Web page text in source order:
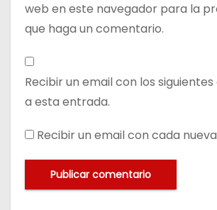
web en este navegador para la
que haga un comentario.
Recibir un email con los
a esta entrada.
Recibir un email con cada